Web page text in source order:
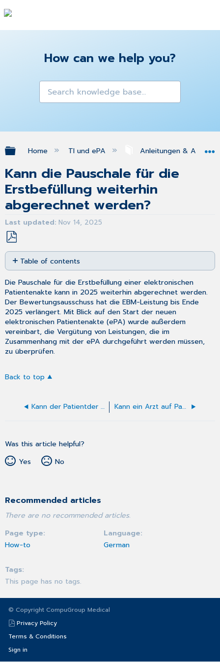
How can we help you?
Expand/collapse global hierarchy
Home TI und ePA Anleitungen &
Kann die Pauschale für die
Erstbefüllung weiterhin
abgerechnet werden?
Last updated Nov 14, 2025
Save
as
PDF
Table of contents
No
headers
Die Pauschale für die Erstbefüllung einer elektronischen
Patientenakte kann in 2025 weiterhin abgerechnet werden.
Der Bewertungsausschuss hat die EBM-Leistung bis Ende
2025 verlängert. Mit Blick auf den Start der neuen
elektronischen Patientenakte (ePA) wurde außerdem
vereinbart, die Vergütung von Leistungen, die im
Zusammenhang mit der ePA durchgeführt werden müssen,
zu überprüfen.
Back to top
Kann der Patientder Übertragungeinzelner Verordnungen widersprechen? Kann ein Arzt auf Papier gedruckte Untersuchungsergebnisse ablehnen und auf die ePA verweisen?
Was this article helpful?
Yes
No
Recommended articles
There are no recommended articles.
Page type
How-to
Language
German
Tags
This page has no tags.
© Copyright CompuGroup Medical
Privacy Policy
Terms & Conditions
Sign in